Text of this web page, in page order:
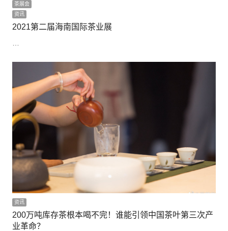
茶展会
资讯
2021第二届海南国际茶业展
资讯
200万吨库存茶根本喝不完！谁能引领中国茶叶第三次产
业革命？